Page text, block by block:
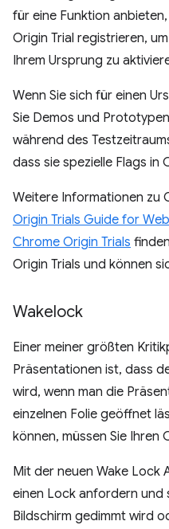
für eine Funktion
Origin Trial registrieren,
Ihrem Ursprung zu
Wenn Sie sich für einen
Sie Demos und
während des
dass sie spezielle Flags in
Weitere Informationen zu
Origin Trials Guide for
Chrome Origin Trials
Origin Trials und können
Wakelock
Einer meiner größten
Präsentationen ist, dass
wird, wenn man die
einzelnen Folie geöffnet
können, müssen Sie
Mit der neuen Wake Lock
einen Lock anfordern und
Bildschirm gedimmt wird